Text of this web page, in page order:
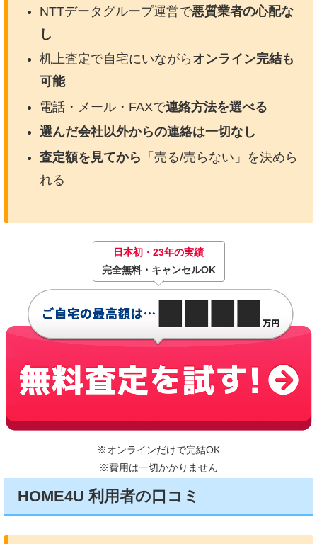
NTTデータグループ運営で悪質業者の心配な
し
机上査定で自宅にいながら オンライン完結も
可能
電話・メール・FAXで連絡方法を選べる
選んだ会社以外からの連絡は一切なし
査定額を見てから 「売る/売らない」を決めら
れる
日本初・23年の実績
完全無料・キャンセルOK
※オンラインだけで完結OK
※費用は一切かかりません
HOME4U 利用者の口コミ